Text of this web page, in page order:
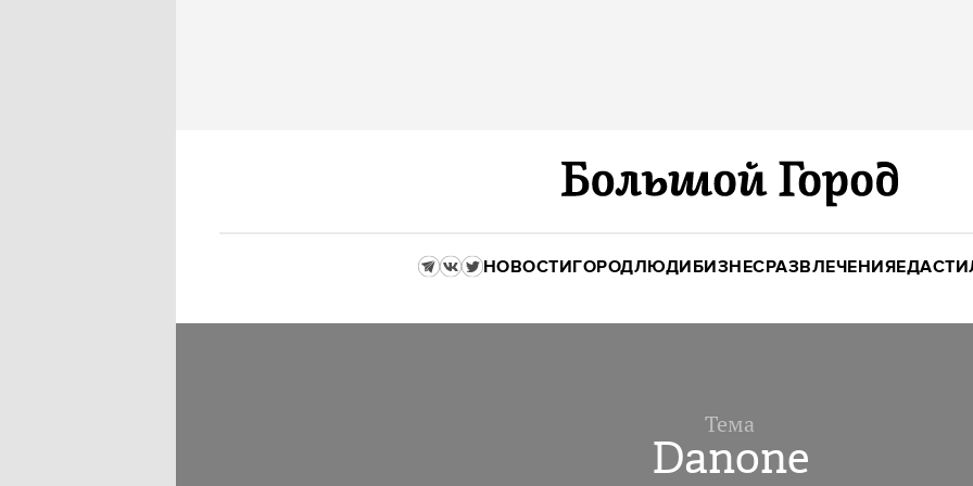
НОВОСТИГОРОДЛЮДИБИЗНЕСРАЗВЛЕЧЕНИЯЕДА
Тема
Danone